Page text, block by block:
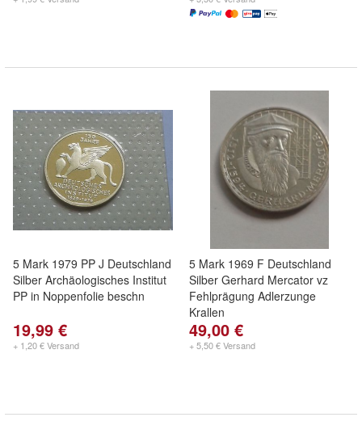
5 Mark 1979 PP J Deutschland
Silber Archäologisches Institut
PP in Noppenfolie beschn
19,99 €
+ 1,20 € Versand
5 Mark 1969 F Deutschland
Silber Gerhard Mercator vz
Fehlprägung Adlerzunge
Krallen
49,00 €
+ 5,50 € Versand